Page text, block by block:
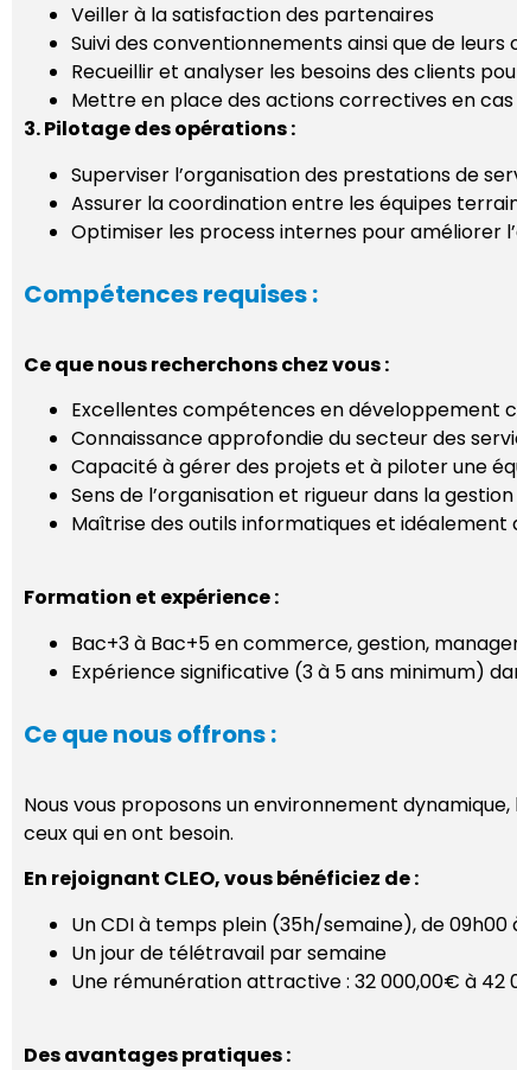
Veiller à la satisfaction des partenaires
Suivi des conventionnements ainsi que de leurs
Recueillir et analyser les besoins des clients
Mettre en place des actions correctives en cas
3. Pilotage des opérations :
Superviser l’organisation des prestations de
Assurer la coordination entre les équipes
Optimiser les process internes pour améliorer
Compétences requises :
Ce que nous recherchons chez vous :
Excellentes compétences en développement
Connaissance approfondie du secteur des
Capacité à gérer des projets et à piloter une
Sens de l’organisation et rigueur dans la
Maîtrise des outils informatiques et idéalement
Formation et expérience :
Bac+3 à Bac+5 en commerce, gestion,
Expérience significative (3 à 5 ans minimum)
Ce que nous offrons :
Nous vous proposons un environnement
ceux qui en ont besoin.
En rejoignant CLEO, vous bénéficiez de :
Un CDI à temps plein (35h/semaine), de 09h00
Un jour de télétravail par semaine
Une rémunération attractive : 32 000,00€ à
Des avantages pratiques :